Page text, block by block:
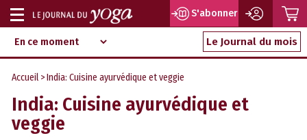
Aller
au
contenu
d‘information
indépendant
Afficher
ou
masquer
navigation
S'abonner
Le Journal du mois
Accueil > India: Cuisine ayurvédique et veggie
India: Cuisine ayurvédique et
veggie